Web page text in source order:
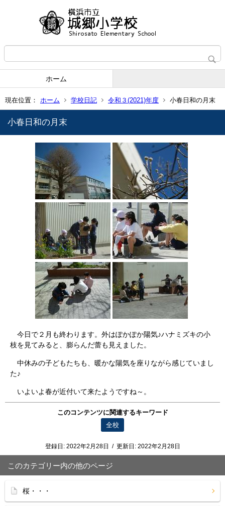
ホーム
現在位置： ホーム 学校日記 令和３(2021)年度 小春日和の月末
小春日和の月末
今日で２月も終わります。外はぽかぽか陽気♪ハナミズキの小
枝を見てみると、膨らんだ蕾も見えました。
中休みの子どもたちも、暖かな陽気を座りながら感じていまし
た♪
いよいよ春が近付いて来たようですね～。
このコンテンツに関連するキーワード
全校
登録日: 2022年2月28日 / 更新日: 2022年2月28日
このカテゴリー内の他のページ
桜・・・